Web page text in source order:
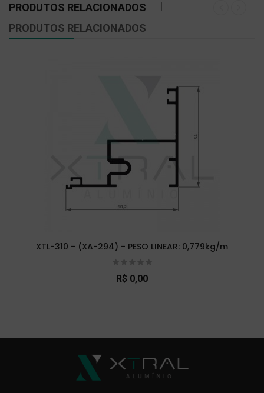
PRODUTOS RELACIONADOS
PRODUTOS RELACIONADOS
XTL-310 - (XA-294) - PESO LINEAR: 0,779kg/m
R$ 0,00